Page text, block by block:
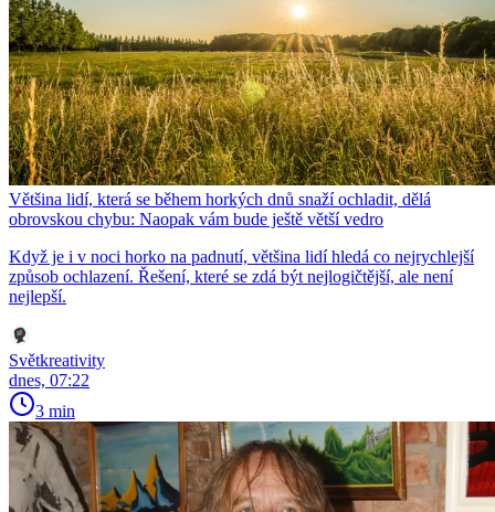
Většina lidí, která se během horkých dnů snaží ochladit, dělá
obrovskou chybu: Naopak vám bude ještě větší vedro
Když je i v noci horko na padnutí, většina lidí hledá co nejrychlejší
způsob ochlazení. Řešení, které se zdá být nejlogičtější, ale není
nejlepší.
Světkreativity
dnes, 07:22
3 min